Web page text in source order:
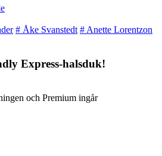
# Åke Svanstedt # Anette Lorentzon
Express-halsduk!
och Premium ingår